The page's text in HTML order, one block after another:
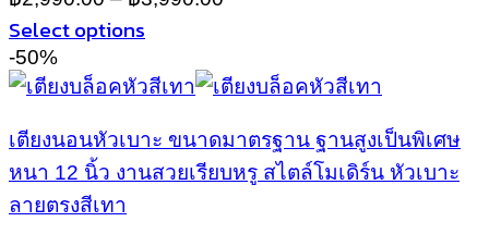
Select options
This
product
has
multiple
variants.
The
options
-50%
เตียงนอนหัวเบาะ ขนาดมาตรฐาน ฐานสูงเป็นพิเศษ
หนา 12 นิ้ว งานสวยเรียบหรู สไตล์โมเดิร์น หัวเบาะ
ลายตรงสีเทา